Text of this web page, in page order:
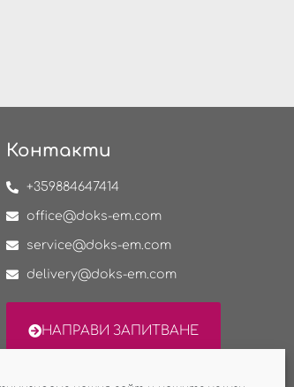
Контакти
+359884647414
office@doks-em.com
service@doks-em.com
delivery@doks-em.com
НАПРАВИ ЗАПИТВАНЕ